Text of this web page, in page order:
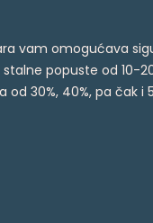
vam omogućava
popuste od 10-
30%, 40%, pa čak i